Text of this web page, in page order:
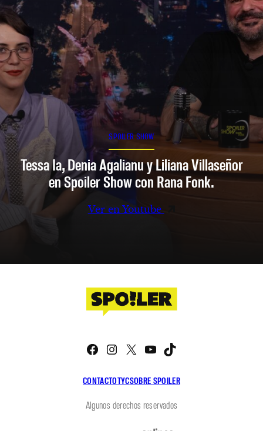
SPOILER SHOW
Tessa Ia, Denia Agalianu y Liliana Villaseñor
en Spoiler Show con Rana Fonk.
Ver en Youtube
CONTACTOTYCSOBRE SPOILER
Facebook
Instagram
X YouTube
Algunos derechos reservados